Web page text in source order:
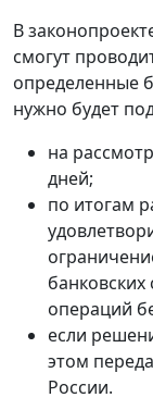
В
смогут
определенные
нужно будет
на
дней;
по итогам
операций
если
этом
России.